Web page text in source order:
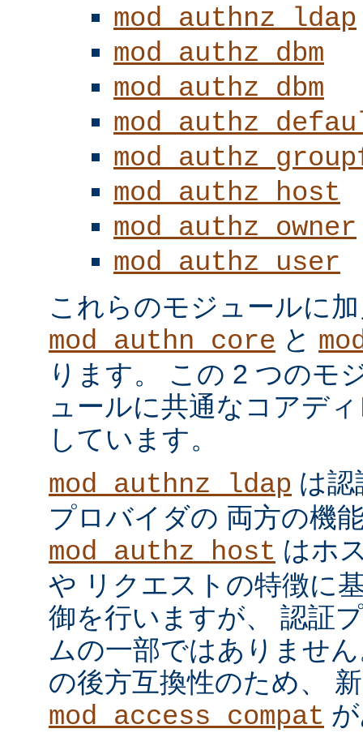
mod_authnz_ldap
mod_authz_dbm
mod_authz_dbm
mod_authz_host
mod_authz_owner
mod_authz_user
これらのモジュールに
mod_authn_core と
ります。 この 2 つのモ
ュールに共通なコアデ
しています。
mod_authnz_ldap は
プロバイダの 両方の機
mod_authz_host はホ
や リクエストの特徴に
御を行いますが、 認証
ムの一部ではありませ
の後方互換性のため、
mod_access_compat